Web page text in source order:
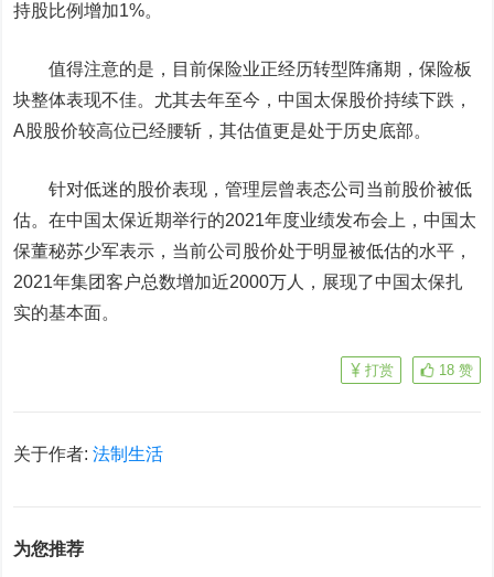
持股比例增加1%。
值得注意的是，目前保险业正经历转型阵痛期，保险板
块整体表现不佳。尤其去年至今，中国太保股价持续下跌，
A股股价较高位已经腰斩，其估值更是处于历史底部。
针对低迷的股价表现，管理层曾表态公司当前股价被低
估。在中国太保近期举行的2021年度业绩发布会上，中国太
保董秘苏少军表示，当前公司股价处于明显被低估的水平，
2021年集团客户总数增加近2000万人，展现了中国太保扎
实的基本面。
18 赞
打赏
关于作者:法制生活
为您推荐